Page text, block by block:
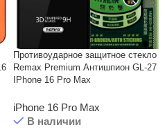
Противоударное защитное стекло
Remax Premium Антишпион GL-27
IPhone 16 Pro Max
iPhone 16 Pro Max
В наличии